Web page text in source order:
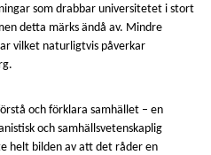
som drabbar universitetet i stort
detta märks ändå av. Mindre
vilket naturligtvis påverkar
och förklara samhället – en
och samhällsvetenskaplig
helt bilden av att det råder en